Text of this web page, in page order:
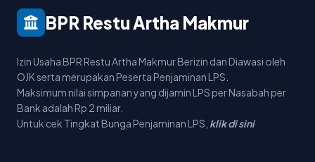
BPR Restu Artha Makmur
Izin Usaha BPR Restu Artha Makmur Berizin dan Diawasi oleh
OJK serta merupakan Peserta Penjaminan LPS.
Maksimum nilai simpanan yang dijamin LPS per Nasabah per
Bank adalah Rp 2 miliar.
Untuk cek Tingkat Bunga Penjaminan LPS, klik di sini